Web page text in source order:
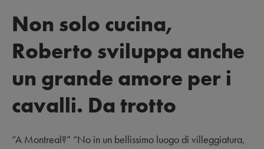
Non solo cucina,
Roberto sviluppa anche
un grande amore per i
cavalli. Da trotto
“A Montreal?” “No in un bellissimo luogo di villeggiatura,